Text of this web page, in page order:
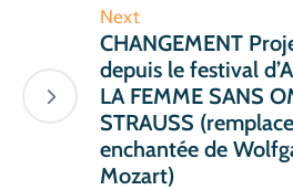
Next
CHANGEMENT
depuis le festival
LA FEMME SANS
STRAUSS
enchantée de
Mozart)